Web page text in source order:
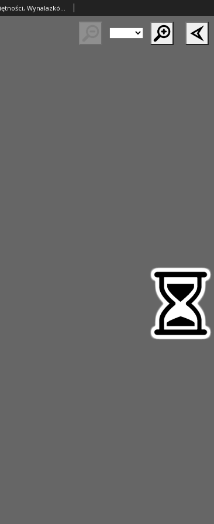
Izys Polska czyli Dziennik Umieiętności, Wynalazków, Kunsztów i Rękodzieł, Poświęcony Kraiowemu Przemysłowi, Tudzież Potrzebie Wieyskiego i Mieyskiego Gospodarstwa. 1822-1823 T.1 część 4